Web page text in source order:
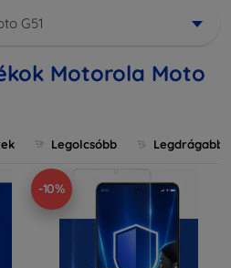
G51
Motorola Moto
Legolcsóbb Legdrágabb
-10%